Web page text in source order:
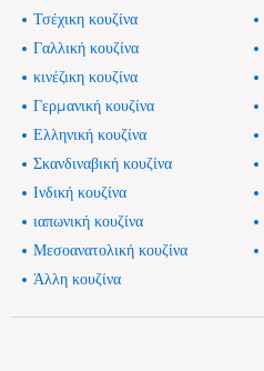
Τσέχικη κουζίνα
Γαλλική κουζίνα
κινέζικη κουζίνα
Γερμανική κουζίνα
Ελληνική κουζίνα
Σκανδιναβική κουζίνα
Ινδική κουζίνα
ιαπωνική κουζίνα
Μεσοανατολική κουζίνα
Άλλη κουζίνα